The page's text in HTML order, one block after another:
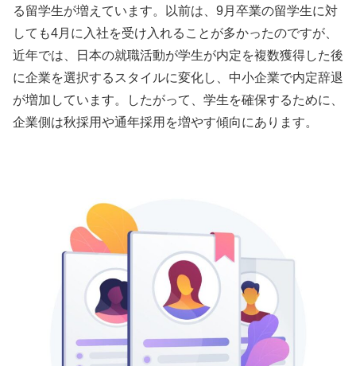
る留学生が増えています。以前は、9月卒業の留学生に対
しても4月に入社を受け入れることが多かったのですが、
近年では、日本の就職活動が学生が内定を複数獲得した後
に企業を選択するスタイルに変化し、中小企業で内定辞退
が増加しています。したがって、学生を確保するために、
企業側は秋採用や通年採用を増やす傾向にあります。